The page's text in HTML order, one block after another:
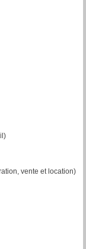
vente et location)